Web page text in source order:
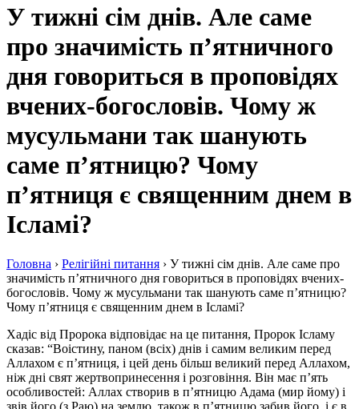
У тижні сім днів. Але саме
про значимість п’ятничного
дня говориться в проповідях
вчених-богословів. Чому ж
мусульмани так шанують
саме п’ятницю? Чому
п’ятниця є священним днем в
Ісламі?
Головна › Релігійні питання › У тижні сім днів. Але саме про
значимість п’ятничного дня говориться в проповідях вчених-
богословів. Чому ж мусульмани так шанують саме п’ятницю?
Чому п’ятниця є священним днем в Ісламі?
Хадіс від Пророка відповідає на це питання, Пророк Ісламу
сказав: “Воістину, паном (всіх) днів і самим великим перед
Аллахом є п’ятниця, і цей день більш великий перед Аллахом,
ніж дні свят жертвопринесення і розговіння. Він має п’ять
особливостей: Аллах створив в п’ятницю Адама (мир йому) і
звів його (з Раю) на землю, також в п’ятницю забив його. і є в